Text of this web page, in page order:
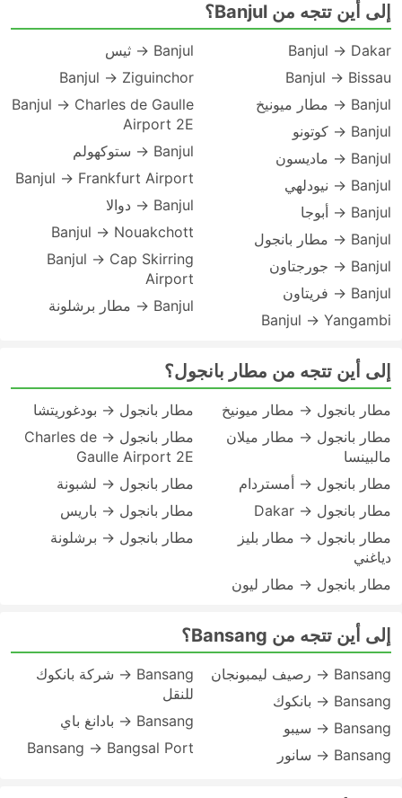
إلى أين تتجه من Banjul؟
Banjul → Dakar
Banjul → Bissau
Banjul → مطار ميونيخ
Banjul → كوتونو
Banjul → ماديسون
Banjul → نيودلهي
Banjul → أبوجا
Banjul → مطار بانجول
Banjul → جورجتاون
Banjul → فريتاون
Banjul → Yangambi
Banjul → ثيس
Banjul → Ziguinchor
Banjul → Charles de Gaulle
Airport 2E
Banjul → ستوكهولم
Banjul → Frankfurt Airport
Banjul → دوالا
Banjul → Nouakchott
Banjul → Cap Skirring
Airport
Banjul → مطار برشلونة
إلى أين تتجه من مطار بانجول؟
مطار بانجول → مطار ميونيخ
مطار بانجول → مطار ميلان
مالبينسا
مطار بانجول → أمستردام
مطار بانجول → Dakar
مطار بانجول → مطار بليز
دياغني
مطار بانجول → مطار ليون
مطار بانجول → بودغوريتشا
مطار بانجول → Charles de
Gaulle Airport 2E
مطار بانجول → لشبونة
مطار بانجول → باريس
مطار بانجول → برشلونة
إلى أين تتجه من Bansang؟
Bansang → رصيف ليمبونجان
Bansang → بانكوك
Bansang → سيبو
Bansang → سانور
Bansang → شركة بانكوك
للنقل
Bansang → بادانغ باي
Bansang → Bangsal Port